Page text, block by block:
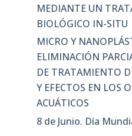
MEDIANTE UN
BIOLÓGICO IN-SITU
MICRO Y
ELIMINACIÓN
DE TRATAMIENTO
Y EFECTOS EN LOS
ACUÁTICOS
8 de Junio. Día